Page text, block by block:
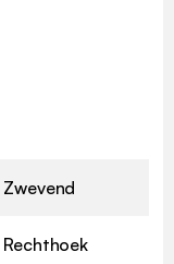
Zwevend
Rechthoek